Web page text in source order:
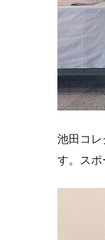
池田コ
す。ス